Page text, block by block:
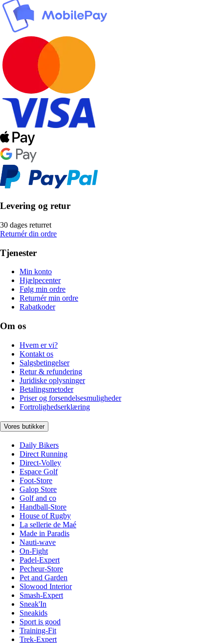
Levering og retur
30 dages returret
Returnér din ordre
Tjenester
Min konto
Hjælpecenter
Følg min ordre
Returnér min ordre
Rabatkoder
Om os
Hvem er vi?
Kontakt os
Salgsbetingelser
Retur & refundering
Juridiske oplysninger
Betalingsmetoder
Priser og forsendelsesmuligheder
Fortrolighedserklæring
Vores butikker
Daily Bikers
Direct Running
Direct-Volley
Espace Golf
Foot-Store
Galop Store
Golf and co
Handball-Store
House of Rugby
La sellerie de Maé
Made in Paradis
Nauti-wave
On-Fight
Padel-Expert
Pecheur-Store
Pet and Garden
Slowood Interior
Smash-Expert
Sneak'In
Sneakids
Sport is good
Training-Fit
Trek-Expert